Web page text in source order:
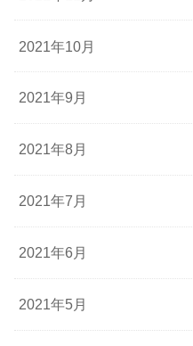
2021年10月
2021年9月
2021年8月
2021年7月
2021年6月
2021年5月